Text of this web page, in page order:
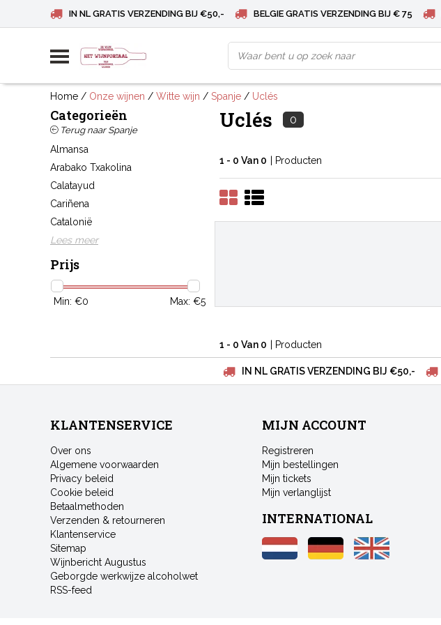
IN NL GRATIS VERZENDING BIJ €50,- BELGIE GRATIS VERZENDING BIJ € 75
Home / Onze wijnen / Witte wijn / Spanje / Uclés
Categorieën
Terug naar Spanje
Almansa
Arabako Txakolina
Calatayud
Cariñena
Catalonië
Lees meer
Prijs
Min: €0 Max: €5
Uclés 0
1 - 0 Van 0 | Producten
1 - 0 Van 0 | Producten
IN NL GRATIS VERZENDING BIJ €50,-
KLANTENSERVICE
Over ons
Algemene voorwaarden
Privacy beleid
Cookie beleid
Betaalmethoden
Verzenden & retourneren
Klantenservice
Sitemap
Wijnbericht Augustus
Geborgde werkwijze alcoholwet
RSS-feed
MIJN ACCOUNT
Registreren
Mijn bestellingen
Mijn tickets
Mijn verlanglijst
INTERNATIONAL